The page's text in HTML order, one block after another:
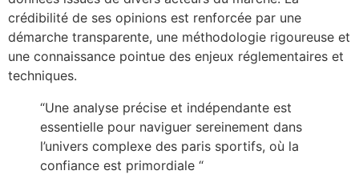
crédibilité de ses opinions est renforcée par une
démarche transparente, une méthodologie rigoureuse et
une connaissance pointue des enjeux réglementaires et
techniques.
“Une analyse précise et indépendante est
essentielle pour naviguer sereinement dans
l’univers complexe des paris sportifs, où la
confiance est primordiale “